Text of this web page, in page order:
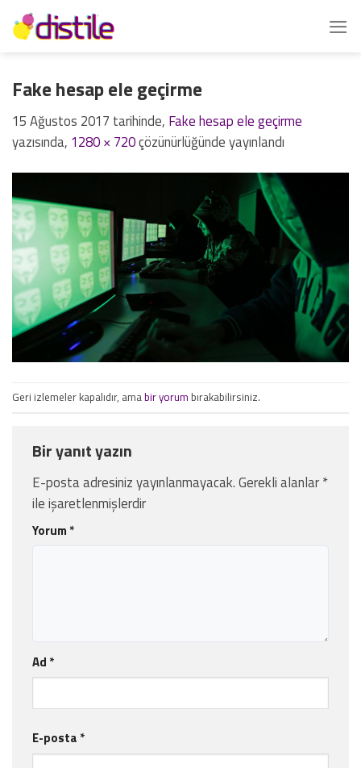
İçeriğe
atla
Fake hesap ele geçirme
15 Ağustos 2017 tarihinde, Fake hesap ele geçirme
yazısında, 1280 × 720çözünürlüğünde yayınlandı
Geri izlemeler kapalıdır, amabir yorum bırakabilirsiniz.
Bir yanıt yazın
E-posta adresiniz yayınlanmayacak.Gerekli alanlar*
ile işaretlenmişlerdir
Yorum *
Ad *
E-posta *